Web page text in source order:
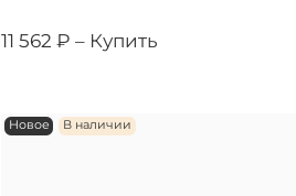
11 562 ₽ – Купить
Новое В наличии